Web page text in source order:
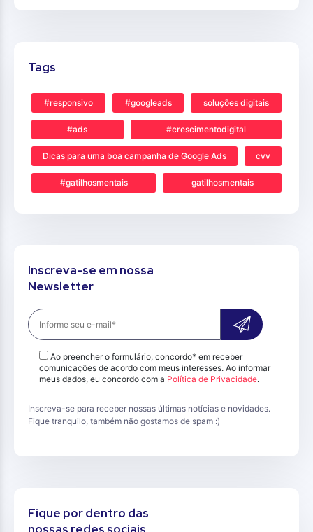
Tags
#responsivo #googleads soluções digitais
#ads #crescimentodigital
Dicas para uma boa campanha de Google Ads cvv
#gatilhosmentais gatilhosmentais
Inscreva-se em nossa
Newsletter
Ao preencher o formulário, concordo* em receber
comunicações de acordo com meus interesses. Ao informar
meus dados, eu concordo com a Política de Privacidade.
Inscreva-se para receber nossas últimas notícias e novidades.
Fique tranquilo, também não gostamos de spam :)
Fique por dentro das